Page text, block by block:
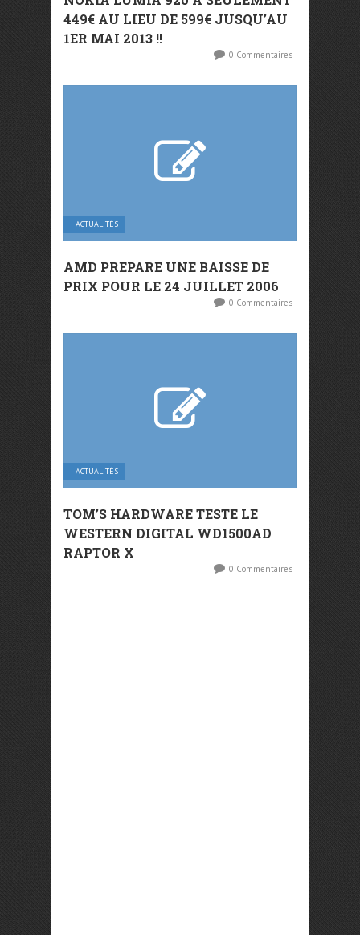
449€ AU LIEU DE 599€ JUSQU’AU
1ER MAI 2013 !!
0 Commentaires
ACTUALITÉS
AMD PREPARE UNE BAISSE DE
PRIX POUR LE 24 JUILLET 2006
0 Commentaires
ACTUALITÉS
TOM’S HARDWARE TESTE LE
WESTERN DIGITAL WD1500AD
RAPTOR X
0 Commentaires